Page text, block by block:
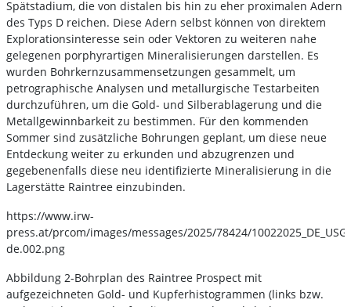
Spätstadium, die von distalen bis hin zu eher proximalen Adern
des Typs D reichen. Diese Adern selbst können von direktem
Explorationsinteresse sein oder Vektoren zu weiteren nahe
gelegenen porphyrartigen Mineralisierungen darstellen. Es
wurden Bohrkernzusammensetzungen gesammelt, um
petrographische Analysen und metallurgische Testarbeiten
durchzuführen, um die Gold- und Silberablagerung und die
Metallgewinnbarkeit zu bestimmen. Für den kommenden
Sommer sind zusätzliche Bohrungen geplant, um diese neue
Entdeckung weiter zu erkunden und abzugrenzen und
gegebenenfalls diese neu identifizierte Mineralisierung in die
Lagerstätte Raintree einzubinden.
https://www.irw-
press.at/prcom/images/messages/2025/78424/
de.002.png
Abbildung 2-Bohrplan des Raintree Prospect mit
aufgezeichneten Gold- und Kupferhistogrammen (links bzw.